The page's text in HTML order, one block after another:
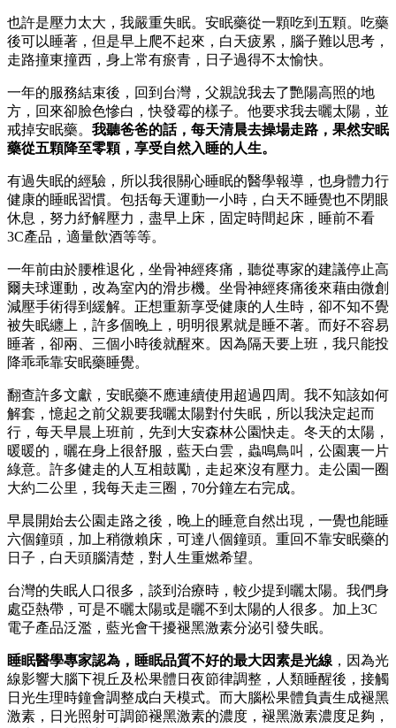
也許是壓力太大，我嚴重失眠。安眠藥從一顆吃到五顆。吃藥
後可以睡著，但是早上爬不起來，白天疲累，腦子難以思考，
走路撞東撞西，身上常有瘀青，日子過得不太愉快。
一年的服務結束後，回到台灣，父親說我去了艷陽高照的地
方，回來卻臉色慘白，快發霉的樣子。他要求我去曬太陽，並
戒掉安眠藥。 我聽爸爸的話，每天清晨去操場走路，果然安眠
藥從五顆降至零顆，享受自然入睡的人生。
有過失眠的經驗，所以我很關心睡眠的醫學報導，也身體力行
健康的睡眠習慣。包括每天運動一小時，白天不睡覺也不閉眼
休息，努力紓解壓力，盡早上床，固定時間起床，睡前不看
3C產品，適量飲酒等等。
一年前由於腰椎退化，坐骨神經疼痛，聽從專家的建議停止高
爾夫球運動，改為室內的滑步機。坐骨神經疼痛後來藉由微創
減壓手術得到緩解。正想重新享受健康的人生時，卻不知不覺
被失眠纏上，許多個晚上，明明很累就是睡不著。而好不容易
睡著，卻兩、三個小時後就醒來。因為隔天要上班，我只能投
降乖乖靠安眠藥睡覺。
翻查許多文獻，安眠藥不應連續使用超過四周。我不知該如何
解套，憶起之前父親要我曬太陽對付失眠，所以我決定起而
行，每天早晨上班前，先到大安森林公園快走。冬天的太陽，
暖暖的，曬在身上很舒服，藍天白雲，蟲鳴鳥叫，公園裏一片
綠意。許多健走的人互相鼓勵，走起來沒有壓力。走公園一圈
大約二公里，我每天走三圈，70分鐘左右完成。
早晨開始去公園走路之後，晚上的睡意自然出現，一覺也能睡
六個鐘頭，加上稍微賴床，可達八個鐘頭。重回不靠安眠藥的
日子，白天頭腦清楚，對人生重燃希望。
台灣的失眠人口很多，談到治療時，較少提到曬太陽。我們身
處亞熱帶，可是不曬太陽或是曬不到太陽的人很多。加上3C
電子產品泛濫，藍光會干擾褪黑激素分泌引發失眠。
睡眠醫學專家認為，睡眠品質不好的最大因素是光線 ，因為光
線影響大腦下視丘及松果體日夜節律調整，人類睡醒後，接觸
日光生理時鐘會調整成白天模式。而大腦松果體負責生成褪黑
激素，日光照射可調節褪黑激素的濃度，褪黑激素濃度足夠，